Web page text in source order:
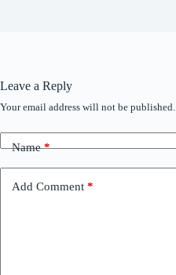
Leave a Reply
Your email address will not be published.
Name*
Add Comment *